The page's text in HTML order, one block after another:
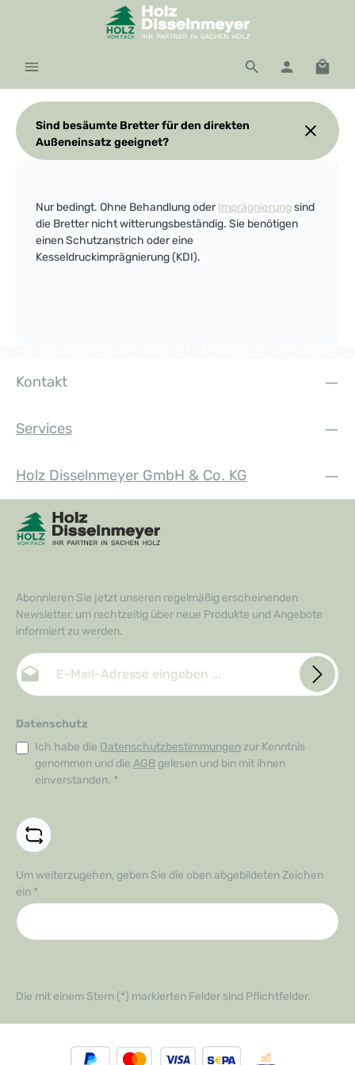
Zum Hauptinhalt springen
Sind besäumte Bretter für den direkten
Außeneinsatz geeignet?
Nur bedingt. Ohne Behandlung oderImprägnierung sind
die Bretter nicht witterungsbeständig. Sie benötigen
einen Schutzanstrich oder eine
Kesseldruckimprägnierung (KDI).
Kontakt
Services
Holz Disselnmeyer GmbH & Co. KG
Abonnieren Sie jetzt unseren regelmäßig erscheinenden
Newsletter, um rechtzeitig über neue Produkte und Angebote
informiert zu werden.
E-Mail-Adresse*
Datenschutz
Ich habe die Datenschutzbestimmungen zur Kenntnis
genommen und die AGB gelesen und bin mit ihnen
einverstanden. *
Um weiterzugehen, geben Sie die oben abgebildeten Zeichen
ein *
Die mit einem Stern (*) markierten Felder sind Pflichtfelder.